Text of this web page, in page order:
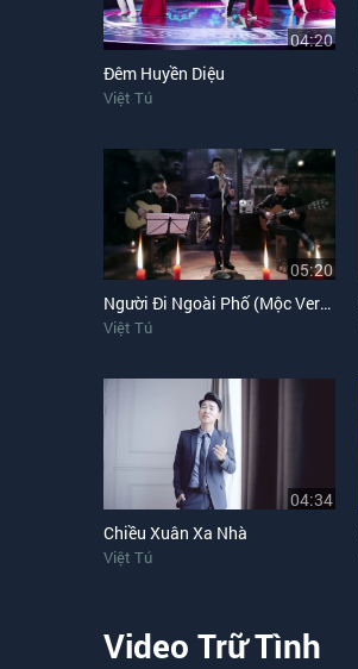
04:20
Đêm Huyền Diệu
Việt Tú
05:20
Người Đi Ngoài Phố (Mộc Version)
Việt Tú
04:34
Chiều Xuân Xa Nhà
Việt Tú
Video Trữ Tình